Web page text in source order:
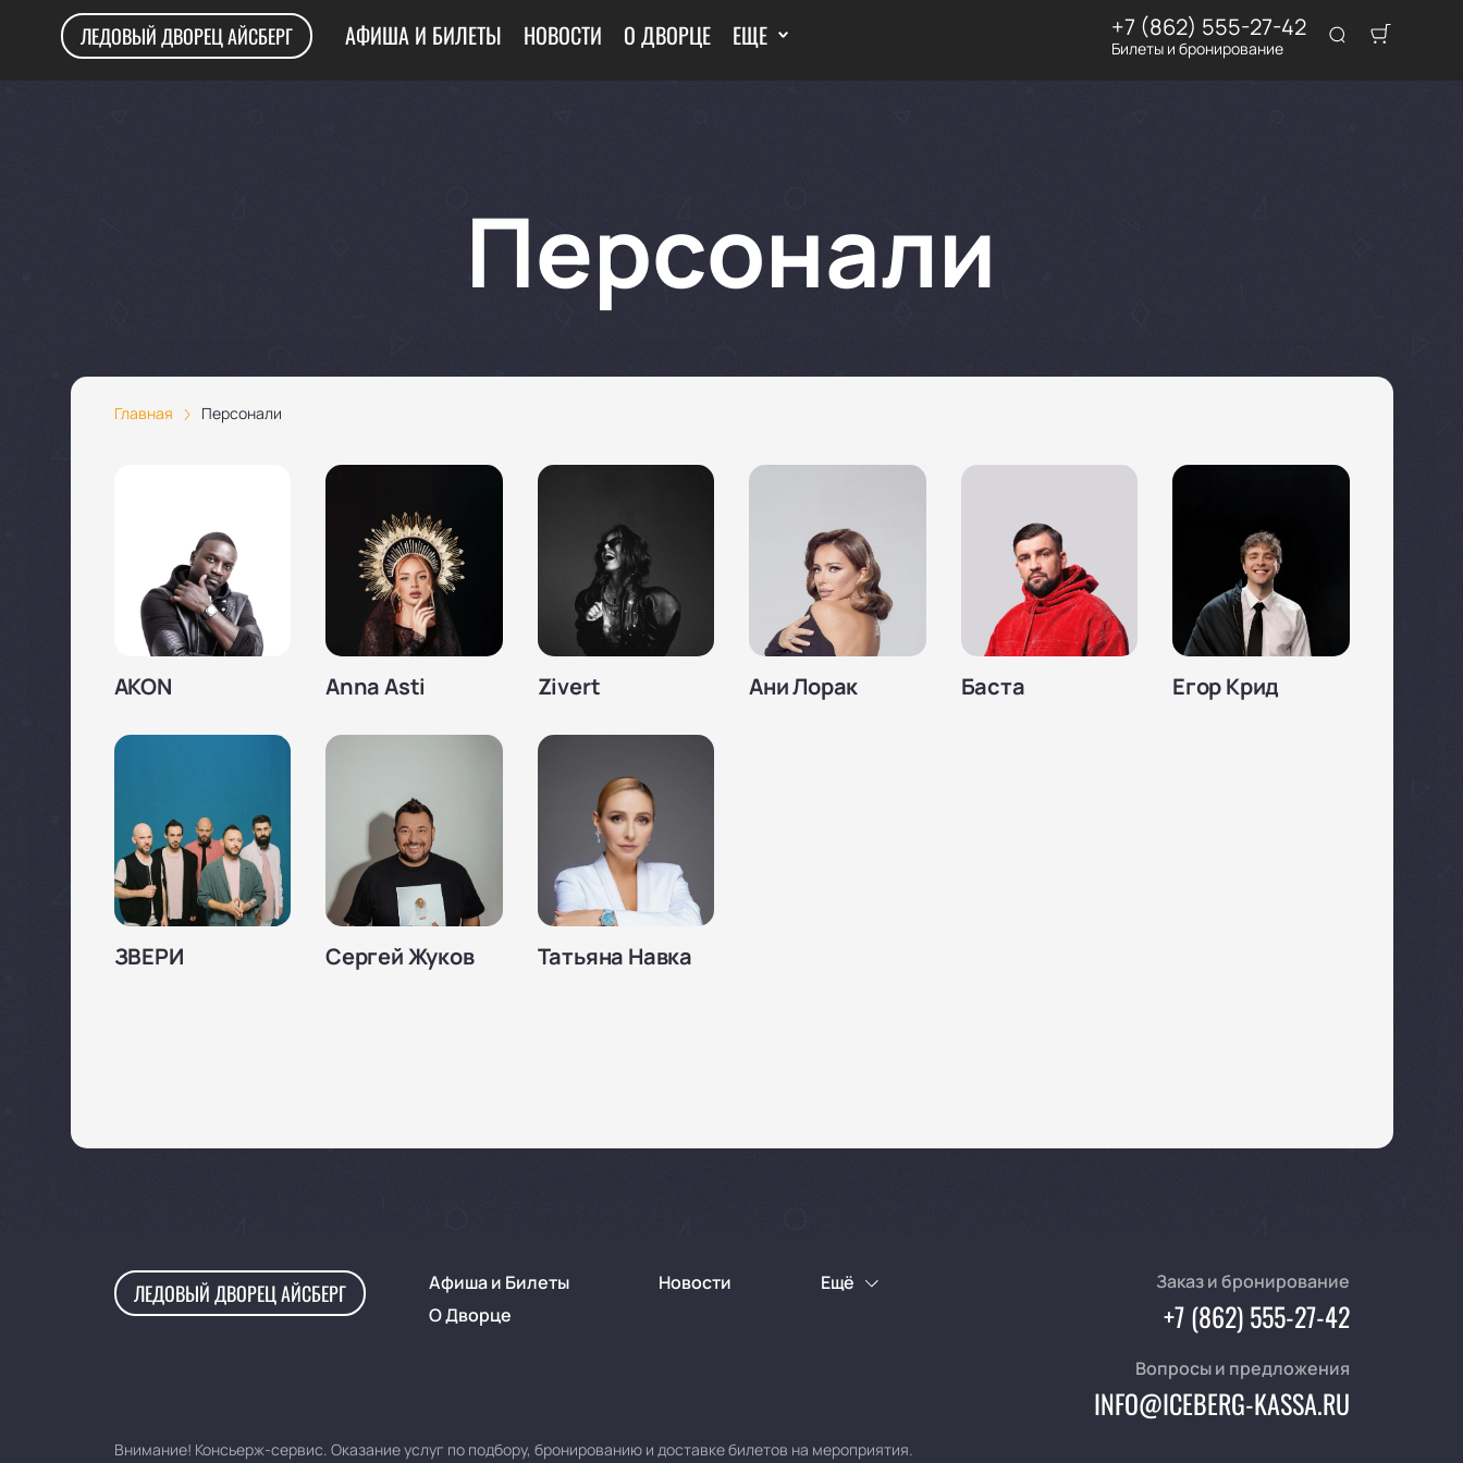
ЛЕДОВЫЙ ДВОРЕЦ АЙСБЕРГ АФИША И БИЛЕТЫ НОВОСТИ О ДВОРЦЕ ЕЩЕ +7 (862) 555-27-42
Билеты и бронирование
Персонали
Главная Персонали
AKON Anna Asti Zivert Ани Лорак Баста Егор Крид
ЗВЕРИ Сергей Жуков Татьяна Навка
ЛЕДОВЫЙ ДВОРЕЦ АЙСБЕРГ Афиша и Билеты
Новости
О Дворце
Ещё Заказ и бронирование
+7 (862) 555-27-42
Вопросы и предложения
INFO@ICEBERG-KASSA.RU
Внимание! Консьерж-сервис. Оказание услуг по подбору, бронированию и доставке билетов на мероприятия.